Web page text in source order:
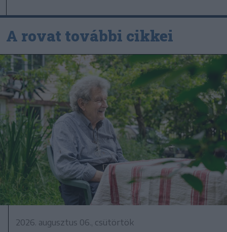
A rovat további cikkei
2026. augusztus 06., csütörtök